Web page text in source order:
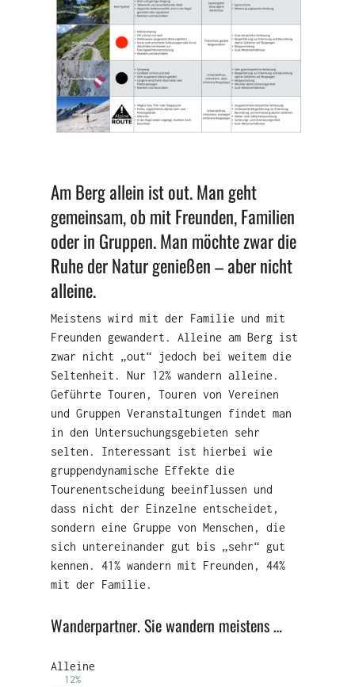
Am Berg allein ist out. Man geht
gemeinsam, ob mit Freunden, Familien
oder in Gruppen. Man möchte zwar die
Ruhe der Natur genießen – aber nicht
alleine.
Meistens wird mit der Familie und mit
Freunden gewandert. Alleine am Berg ist
zwar nicht „out“ jedoch bei weitem die
Seltenheit. Nur 12% wandern alleine.
Geführte Touren, Touren von Vereinen
und Gruppen Veranstaltungen findet man
in den Untersuchungsgebieten sehr
selten. Interessant ist hierbei wie
gruppendynamische Effekte die
Tourenentscheidung beeinflussen und
dass nicht der Einzelne entscheidet,
sondern eine Gruppe von Menschen, die
sich untereinander gut bis „sehr“ gut
kennen. 41% wandern mit Freunden, 44%
mit der Familie.
Wanderpartner. Sie wandern meistens …
Alleine
12%